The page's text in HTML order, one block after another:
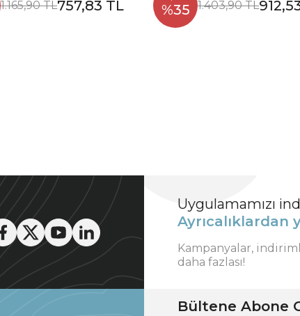
1.165,90 TL757,83 TL %35 1.403,90 TL
Uygulamamızı
Ayrıcalıklardan
Kampanyalar,
daha fazlası!
Bültene Abone